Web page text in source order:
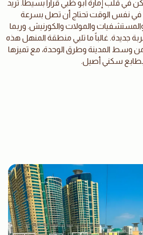
في قلب إمارة أبو ظبي قراراً بسيطاً. تريد
في نفس الوقت تحتاج أن تصل بسرعة
والمولات والكورنيش. وربما
تجربة جديدة. غالباً ما تلبي منطقة المنهل هذه
وسط المدينة وطرق الوحدة، مع تميزها
سكني أصيل.